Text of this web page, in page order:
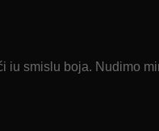
smislu boja. Nudimo